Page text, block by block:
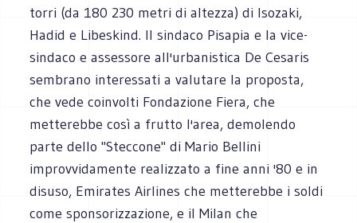
torri (da 180 230 metri di altezza) di Isozaki,
Hadid e Libeskind. Il sindaco Pisapia e la vice-
sindaco e assessore all'urbanistica De Cesaris
sembrano interessati a valutare la proposta,
che vede coinvolti Fondazione Fiera, che
metterebbe così a frutto l'area, demolendo
parte dello "Steccone" di Mario Bellini
improvvidamente realizzato a fine anni '80 e in
disuso, Emirates Airlines che metterebbe i soldi
come sponsorizzazione, e il Milan che